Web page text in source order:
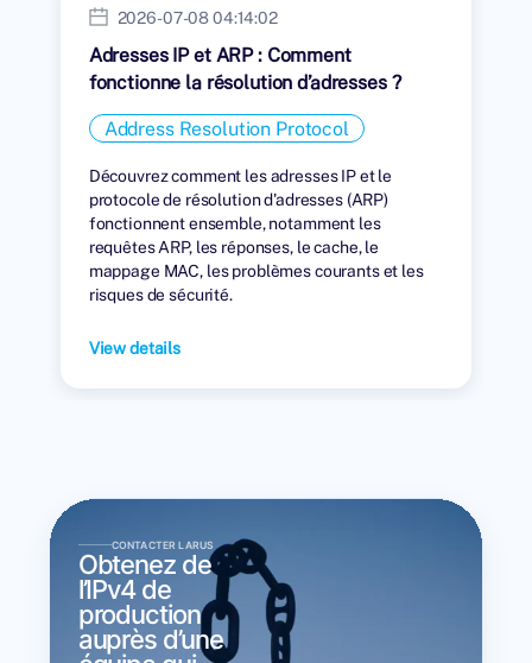
2026-07-08 04:14:02
Adresses IP et ARP : Comment
fonctionne la résolution d’adresses ?
Address Resolution Protocol
Découvrez comment les adresses IP et le
protocole de résolution d'adresses (ARP)
fonctionnent ensemble, notamment les
requêtes ARP, les réponses, le cache, le
mappage MAC, les problèmes courants et les
risques de sécurité.
View details
CONTACTER LARUS
Obtenez de
l’IPv4 de
production
auprès d’une